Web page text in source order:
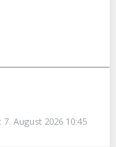
August 2026 10:45